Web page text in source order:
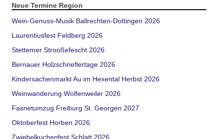
Neue Termine Region
Wein-Genuss-Musik Ballrechten-Dottingen 2026
Laurentiusfest Feldberg 2026
Stettemer Strooßefescht 2026
Bernauer Holzschneflertage 2026
Kindersachenmarkt Au im Hexental Herbst 2026
Weinwanderung Wolfenweiler 2026
Fasnetumzug Freiburg St. Georgen 2027
Oktoberfest Horben 2026
Zwiebelkuchenfest Schlatt 2026